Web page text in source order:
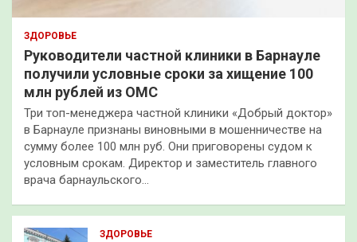
ЗДОРОВЬЕ
Руководители частной клиники в Барнауле
получили условные сроки за хищение 100
млн рублей из ОМС
Три топ-менеджера частной клиники «Добрый доктор»
в Барнауле признаны виновными в мошенничестве на
сумму более 100 млн руб. Они приговорены судом к
условным срокам. Директор и заместитель главного
врача барнаульского…
ЗДОРОВЬЕ